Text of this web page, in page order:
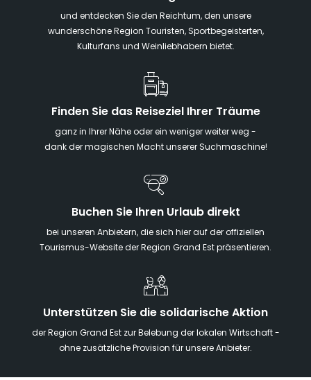
und entdecken Sie den Reichtum, den unsere
wunderschöne Region Touristen, Sportbegeisterten,
Kulturfans und Weinliebhabern bietet.
Finden Sie das Reiseziel Ihrer Träume
ganz in Ihrer Nähe oder ein weniger weiter weg -
dank der magischen Macht unserer Suchmaschine!
Buchen Sie Ihren Urlaub direkt
bei unseren Anbietern, die sich hier auf der offiziellen
Tourismus-Website der Region Grand Est präsentieren.
Unterstützen Sie die solidarische Aktion
der Region Grand Est zur Belebung der lokalen Wirtschaft -
ohne zusätzliche Provision für unsere Anbieter.